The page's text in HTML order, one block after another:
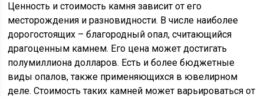
Ценность и стоимость камня зависит от его
месторождения и разновидности. В числе наиболее
дорогостоящих – благородный опал, считающийся
драгоценным камнем. Его цена может достигать
полумиллиона долларов. Есть и более бюджетные
виды опалов, также применяющихся в ювелирном
деле. Стоимость таких камней может варьироваться от